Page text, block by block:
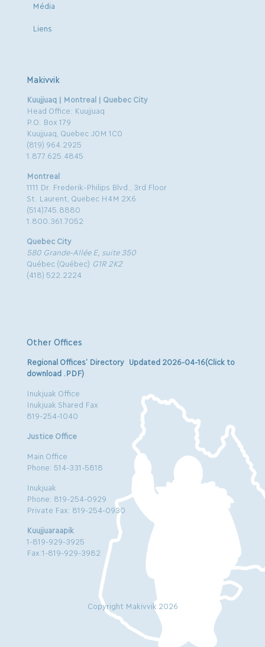
Média
Liens
Makivvik
Kuujjuaq | Montreal | Quebec City
Head Office: Kuujjuaq
P.O. Box 179
Kuujjuaq, Quebec J0M 1C0
(819) 964.2925
1.877.625.4845
Montreal
1111 Dr. Frederik-Philips Blvd., 3rd Floor
St. Laurent, Quebec H4M 2X6
(514)745.8880
1.800.361.7052
Quebec City
580 Grande-Allée E, suite 350
Québec (Québec) G1R 2K2
(418) 522.2224
Other Offices
Regional Offices’ Directory Updated 2026-04-16(Click to
download .PDF)
Inukjuak Office
Inukjuak Shared Fax
819-254-1040
Justice Office
Main Office
Phone: 514-331-5818
Inukjuak
Phone: 819-254-0929
Private Fax: 819-254-0930
Kuujjuaraapik
1-819-929-3925
Fax:1-819-929-3982
Copyright Makivvik 2026